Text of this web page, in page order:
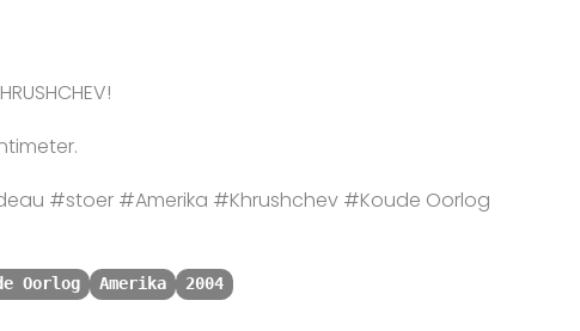
#stoer #Amerika #Khrushchev #Koude Oorlog
Oorlog Amerika 2004